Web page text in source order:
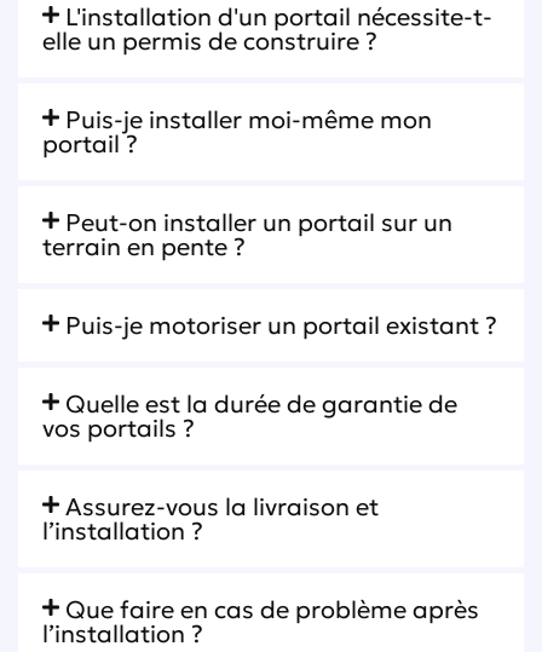
L'installation d'un portail nécessite-t-
elle un permis de construire ?
Puis-je installer moi-même mon
portail ?
Peut-on installer un portail sur un
terrain en pente ?
Puis-je motoriser un portail existant ?
Quelle est la durée de garantie de
vos portails ?
Assurez-vous la livraison et
l’installation ?
Que faire en cas de problème après
l’installation ?